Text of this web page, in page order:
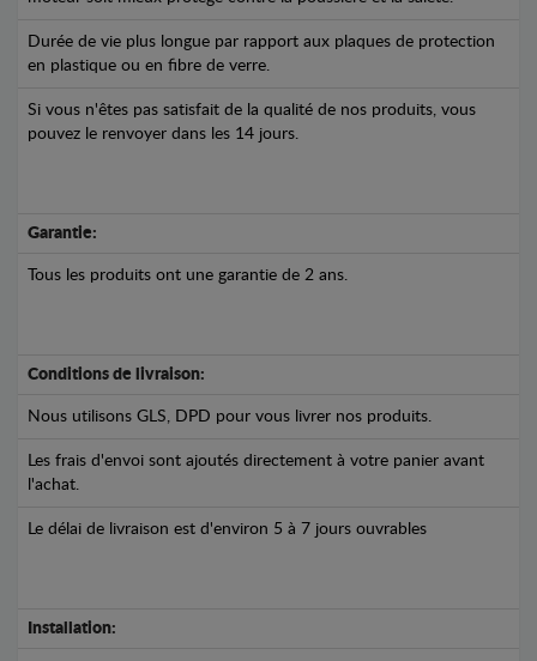
Durée de vie plus longue par rapport aux plaques de protection
en plastique ou en fibre de verre.
Si vous n'êtes pas satisfait de la qualité de nos produits, vous
pouvez le renvoyer dans les 14 jours.
Garantie:
Tous les produits ont une garantie de 2 ans.
Conditions de livraison:
Nous utilisons GLS, DPD pour vous livrer nos produits.
Les frais d'envoi sont ajoutés directement à votre panier avant
l'achat.
Le délai de livraison est d'environ 5 à 7 jours ouvrables
Installation: